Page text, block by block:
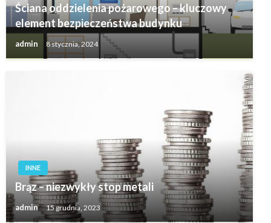
Ściana oddzielenia pożarowego – kluczowy
element bezpieczeństwa budynku
admin 8 stycznia, 2024
INNE
Brąz – niezwykły stop metali
admin 15 grudnia, 2023